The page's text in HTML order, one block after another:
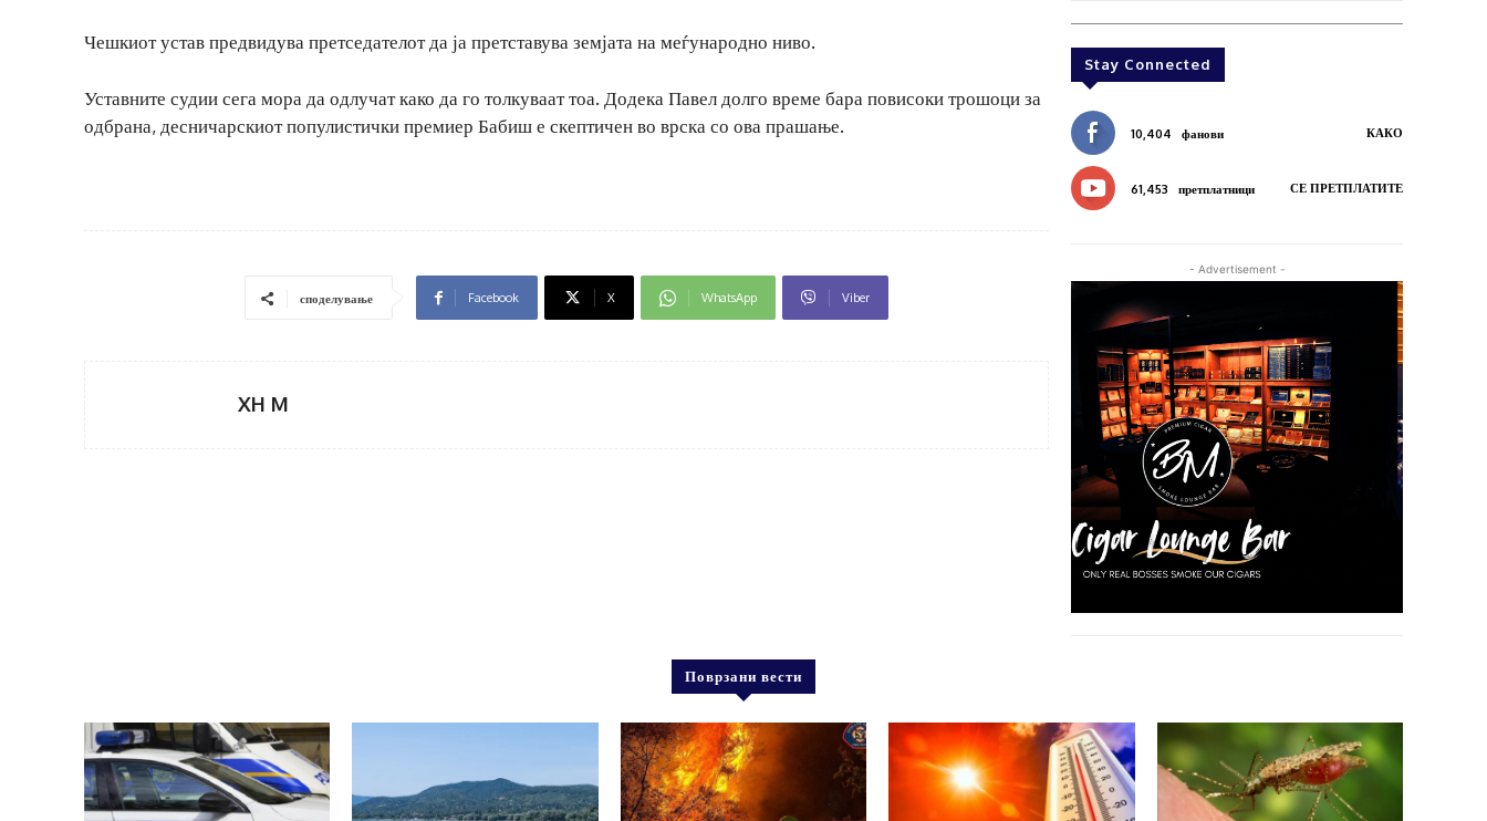
Чешкиот устав предвидува претседателот да ја претставува земјата на меѓународно ниво.
Уставните судии сега мора да одлучат како да го толкуваат тоа. Додека Павел долго време бара повисоки трошоци за
одбрана, десничарскиот популистички премиер Бабиш е скептичен во врска со ова прашање.
споделување Facebook X WhatsApp Viber
XH M
Stay Connected
10,404 фанови КАКО
61,453 претплатници СЕ ПРЕТПЛАТИТЕ
- Advertisement -
Поврзани вести